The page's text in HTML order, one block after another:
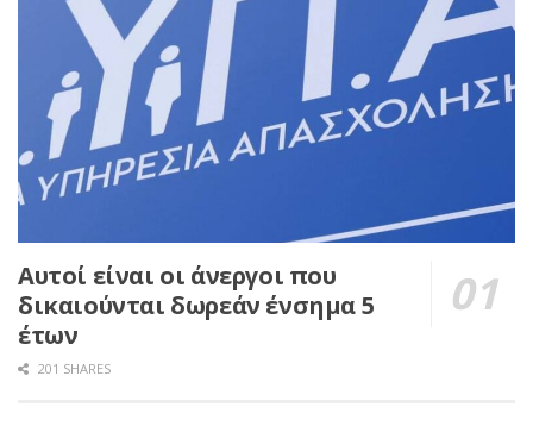
Αυτοί είναι οι άνεργοι που
δικαιούνται δωρεάν ένσημα 5
έτων
201 SHARES